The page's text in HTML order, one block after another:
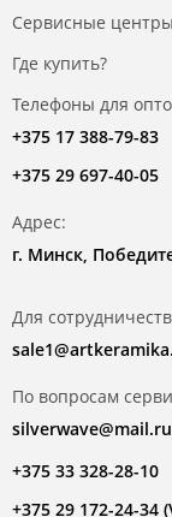
Сервисные центры
Где купить?
Телефоны для
+375 17 388-79-83
+375 29 697-40-05
Адрес:
г. Минск,
Для
По вопросам
silverwave@mail.ru
+375 33 328-28-10
+375 29 172-24-34